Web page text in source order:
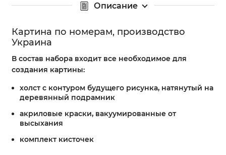
Описание
Картина по номерам, производство
Украина
В состав набора входит все необходимое для
создания картины:
холст с контуром будущего рисунка, натянутый на
деревянный подрамник
акриловые краски, вакуумированные от
высыхания
комплект кисточек